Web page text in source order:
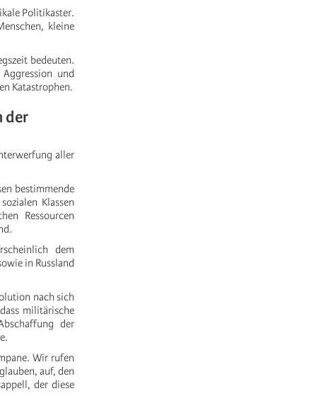
Politikaster.
kleine
bedeuten.
und
Katastrophen.
der
aller
bestimmende
Klassen
Ressourcen
dem
in Russland
nach sich
militärische
der
Wir rufen
auf, den
der diese